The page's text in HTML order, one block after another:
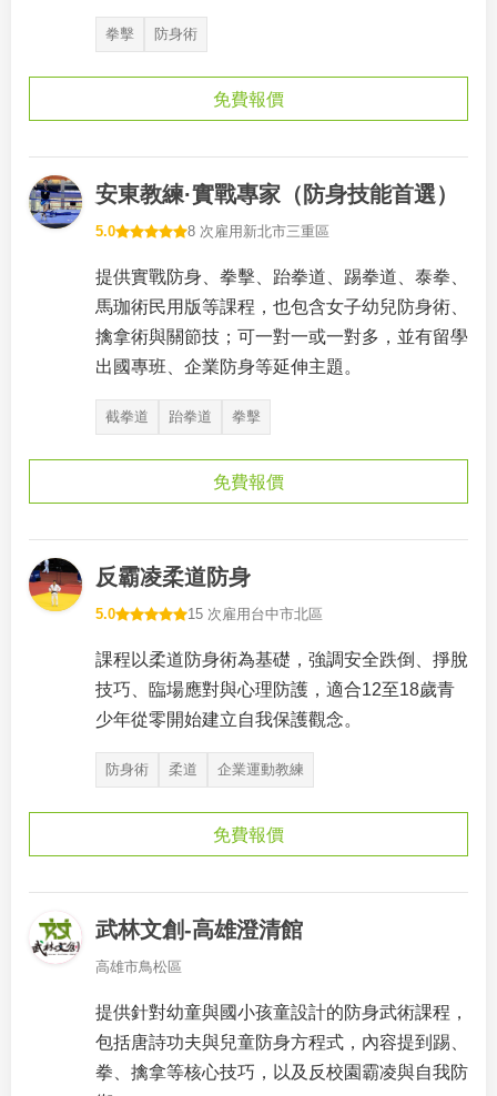
拳擊 防身術
免費報價
安東教練·實戰專家（防身技能首選）
5.0 8 次雇用 新北市三重區
提供實戰防身、拳擊、跆拳道、踢拳道、泰拳、
馬珈術民用版等課程，也包含女子幼兒防身術、
擒拿術與關節技；可一對一或一對多，並有留學
出國專班、企業防身等延伸主題。
截拳道 跆拳道 拳擊
免費報價
反霸凌柔道防身
5.0 15 次雇用 台中市北區
課程以柔道防身術為基礎，強調安全跌倒、掙脫
技巧、臨場應對與心理防護，適合12至18歲青
少年從零開始建立自我保護觀念。
防身術 柔道 企業運動教練
免費報價
武林文創-高雄澄清館
高雄市鳥松區
提供針對幼童與國小孩童設計的防身武術課程，
包括唐詩功夫與兒童防身方程式，內容提到踢、
拳、擒拿等核心技巧，以及反校園霸凌與自我防